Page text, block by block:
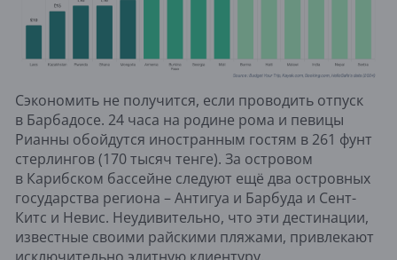
Сэкономить не получится, если проводить отпуск
в Барбадосе. 24 часа на родине рома и певицы
Рианны обойдутся иностранным гостям в 261 фунт
стерлингов (170 тысяч тенге). За островом
в Карибском бассейне следуют ещё два островных
государства региона – Антигуа и Барбуда и Сент-
Китс и Невис. Неудивительно, что эти дестинации,
известные своими райскими пляжами, привлекают